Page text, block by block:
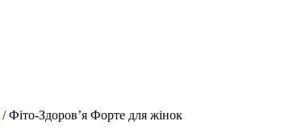
/ Фіто-Здоров’я Форте для жінок